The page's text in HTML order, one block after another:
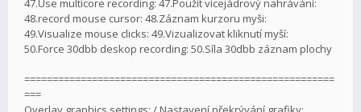
47.Use multicore recording: 47.Použít vícejádrový nahrávání:
48.record mouse cursor: 48.Záznam kurzoru myši:
49.Visualize mouse clicks: 49.Vizualizovat kliknutí myší:
50.Force 30dbb deskop recording: 50.Síla 30dbb záznam plochy
=======================================================
===